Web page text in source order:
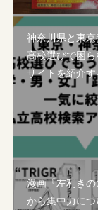
神奈川県と東
高校選びで困
サイトを紹介す
漫画『左利きの
から集中力に